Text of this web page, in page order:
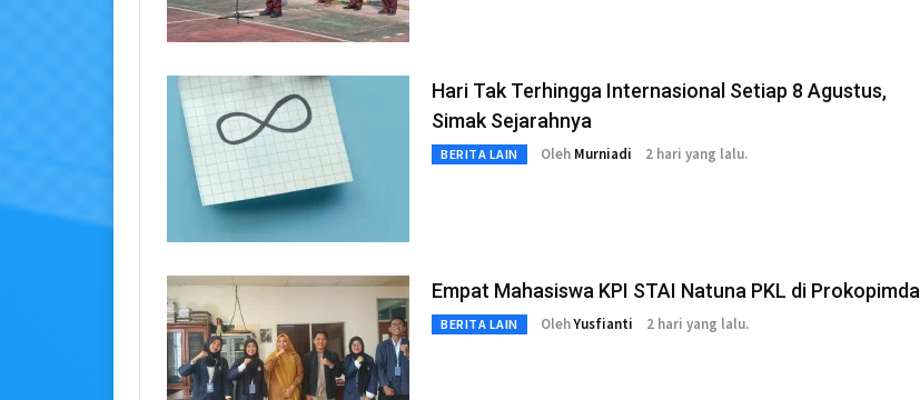
Hari Tak Terhingga Internasional Setiap 8 Agustus,
Simak Sejarahnya
BERITA LAIN Oleh Murniadi 2 hari yang lalu.
Empat Mahasiswa KPI STAI Natuna PKL di Prokopimda
BERITA LAIN OlehYusfianti 2 hari yang lalu.